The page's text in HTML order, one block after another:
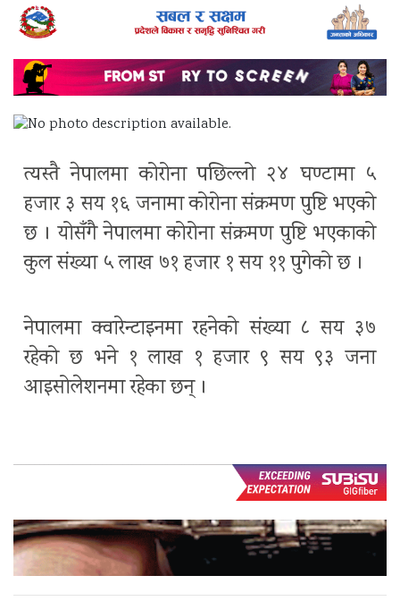
त्यस्तै नेपालमा कोरोना पछिल्लो २४ घण्टामा ५
हजार ३ सय १६ जनामा कोरोना संक्रमण पुष्टि भएको
छ । योसँगै नेपालमा कोरोना संक्रमण पुष्टि भएकाको
कुल संख्या ५ लाख ७१ हजार १ सय ११ पुगेको छ ।
नेपालमा क्वारेन्टाइनमा रहनेको संख्या ८ सय ३७
रहेको छ भने १ लाख १ हजार ९ सय ९३ जना
आइसोलेशनमा रहेका छन् ।